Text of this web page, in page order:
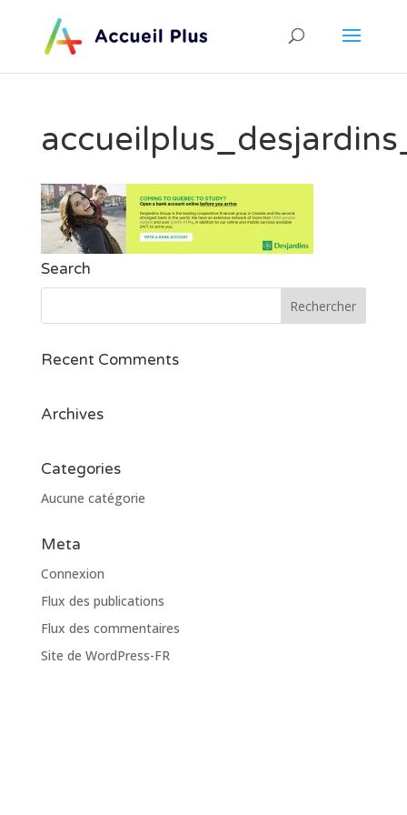
Search
Recent Comments
Archives
Categories
Aucune catégorie
Meta
Connexion
Flux des publications
Flux des commentaires
Site de WordPress-FR